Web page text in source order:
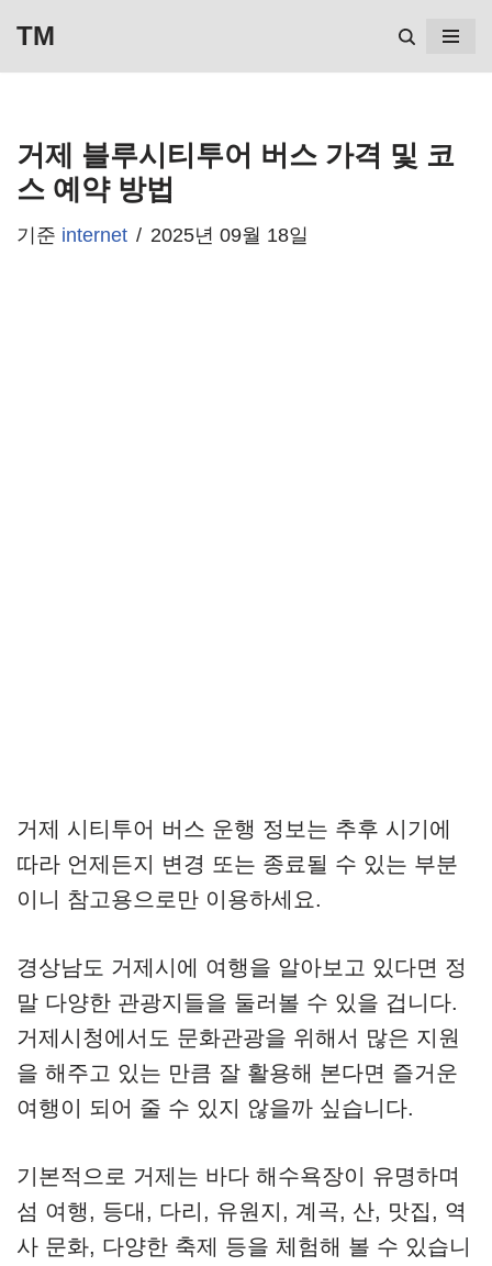
로
건
너
TM
거제 블루시티투어 버스 가격 및 코
스 예약 방법
기준 internet 2025년 09월 18일
거제 시티투어 버스 운행 정보는 추후 시기에
따라 언제든지 변경 또는 종료될 수 있는 부분
이니 참고용으로만 이용하세요.
경상남도 거제시에 여행을 알아보고 있다면 정
말 다양한 관광지들을 둘러볼 수 있을 겁니다.
거제시청에서도 문화관광을 위해서 많은 지원
을 해주고 있는 만큼 잘 활용해 본다면 즐거운
여행이 되어 줄 수 있지 않을까 싶습니다.
기본적으로 거제는 바다 해수욕장이 유명하며
섬 여행, 등대, 다리, 유원지, 계곡, 산, 맛집, 역
사 문화, 다양한 축제 등을 체험해 볼 수 있습니